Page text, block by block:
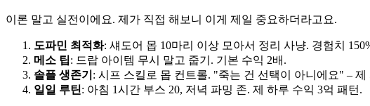
이론 말고 실전이에요. 제가 직접 해보니 이게 제일 중요하더라고요.
도파민 최적화: 섀도어 몹 10마리 이상 모아서 정리 사냥. 경험치
메소 팁: 드랍 아이템 무시 말고 줍기. 기본 수익 2배.
솔플 생존기 : 시프 스킬로 몹 컨트롤. "죽는 건 선택이 아니에요" – 제
일일 루틴: 아침 1시간 부스 20, 저녁 파밍 존. 제 하루 수익 3억 패턴.